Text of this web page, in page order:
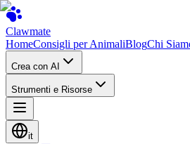
Clawmate
HomeConsigli per AnimaliBlogChi
Crea con AI
Strumenti e Risorse
it